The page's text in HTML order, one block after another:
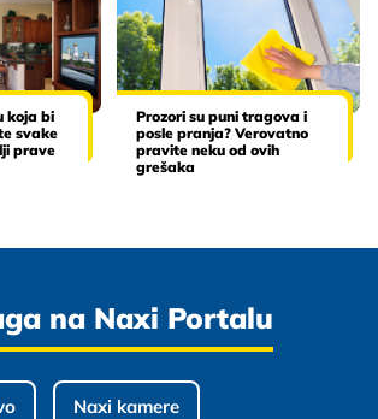
koja bi
svake
prave
Prozori su puni tragova i
posle pranja? Verovatno
pravite neku od ovih
grešaka
na Naxi Portalu
Naxi kamere